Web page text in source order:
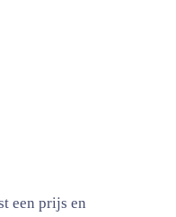
een prijs en